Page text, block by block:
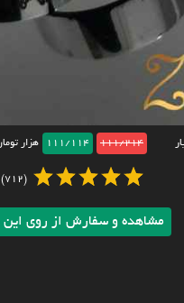
111/214
111/114 هزار
(712)
مشاهده و سفارش از روی این